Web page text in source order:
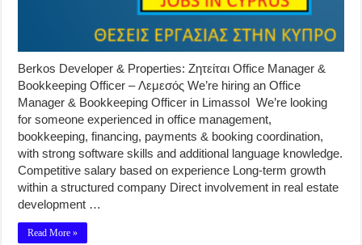
Berkos Developer & Properties: Ζητείται Office Manager &
Bookkeeping Officer – Λεμεσός We’re hiring an Office
Manager & Bookkeeping Officer in Limassol We’re looking
for someone experienced in office management,
bookkeeping, financing, payments & booking coordination,
with strong software skills and additional language knowledge.
Competitive salary based on experience Long-term growth
within a structured company Direct involvement in real estate
development …
Read More »